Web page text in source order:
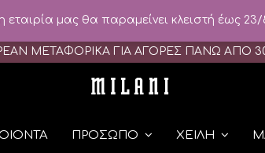
ΜΕΤΑΦΟΡΙΚΑ ΓΙΑ ΑΓΟΡΕΣ ΠΑΝΩ ΑΠΟ
ΠΡΟΣΩΠΟ ΧΕΙΛΗ
μας θα παραμείνει κλειστή έως